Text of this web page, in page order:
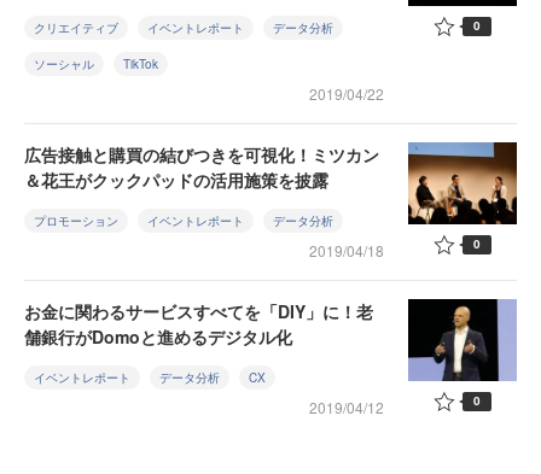
クリエイティブ イベントレポート データ分析
ソーシャル TikTok
2019/04/22
0
広告接触と購買の結びつきを可視化！ミツカン
＆花王がクックパッドの活用施策を披露
プロモーション イベントレポート データ分析
2019/04/18 0
お金に関わるサービスすべてを「DIY」に！老
舗銀行がDomoと進めるデジタル化
イベントレポート データ分析 CX
2019/04/12 0